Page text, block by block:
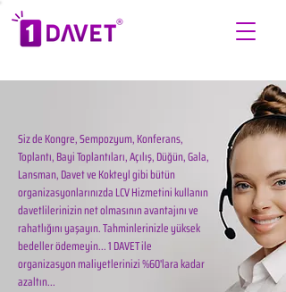
Siz de Kongre, Sempozyum, Konferans,
Toplantı, Bayi Toplantıları, Açılış, Düğün, Gala,
Lansman, Davet ve Kokteyl gibi bütün
organizasyonlarınızda LCV Hizmetini kullanın
davetlilerinizin net olmasının avantajını ve
rahatlığını yaşayın. Tahminlerinizle yüksek
bedeller ödemeyin... 1 DAVET ile
organizasyon maliyetlerinizi %60'lara kadar
azaltın...